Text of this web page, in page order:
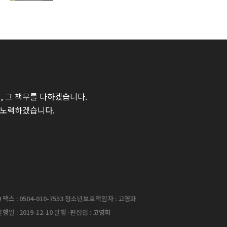
그 책무를 다하겠습니다.
력하겠습니다.
스 : 0504-010-7553 청소년보호책임자 : 고영화
일 : 2019-12-10 발행·편집인 : 고영화